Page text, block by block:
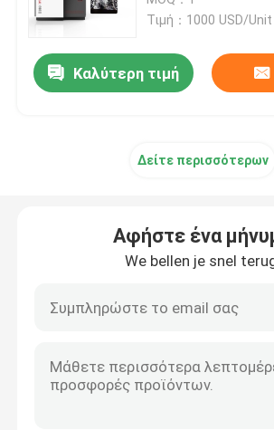
Τρισδιάστατος εκτυπωτής LCD
Ιατρικός τρισδιάστατος
Τιμή：1000 USD/Unit
Καλύτερη τιμή
Δείτε περισσότερων
Αφήστε ένα
We bellen je snel